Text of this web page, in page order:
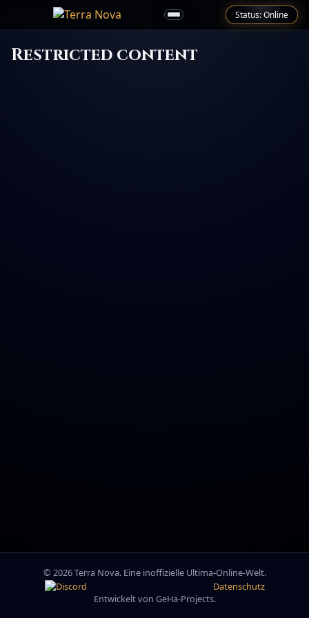
Status: Online
Restricted content
© 2026 Terra Nova. Eine inoffizielle Ultima-Online-Welt.
Datenschutz
Entwickelt von GeHa-Projects.